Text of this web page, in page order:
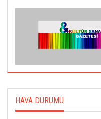
HAVA DURUMU